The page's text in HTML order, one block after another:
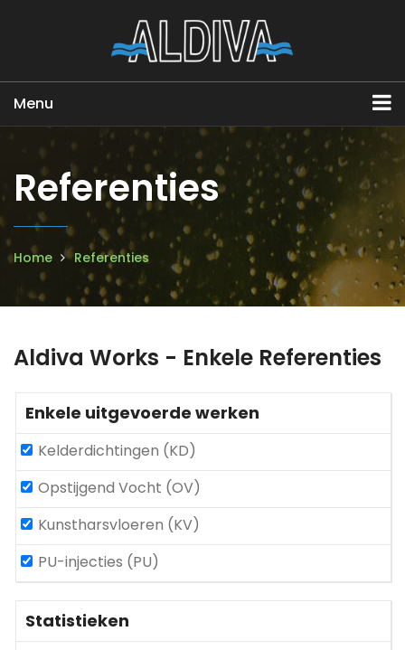
Menu
Referenties
Home Referenties
Aldiva Works - Enkele Referenties
Enkele uitgevoerde werken
Kelderdichtingen (KD)
Opstijgend Vocht (OV)
Kunstharsvloeren (KV)
PU-injecties (PU)
Statistieken